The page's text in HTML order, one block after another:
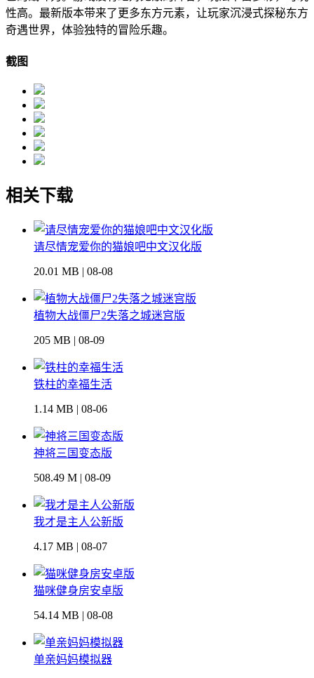
性高。最新版本带来了更多东方元素，让玩家沉浸式探秘东方
奇遇世界，体验独特的冒险乐趣。
截图
相关下载
请尽情宠爱你的猫娘吧中文汉化版
20.01 MB | 08-08
植物大战僵尸2失落之城迷宫版
205 MB | 08-09
铁柱的幸福生活
1.14 MB | 08-06
神将三国变态版
508.49 M | 08-09
我才是主人公新版
4.17 MB | 08-07
猫咪健身房安卓版
54.14 MB | 08-08
单亲妈妈模拟器